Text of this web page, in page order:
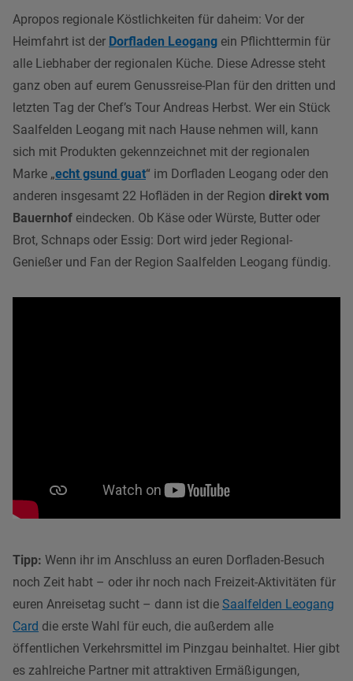
Apropos regionale Köstlichkeiten für daheim: Vor der
Heimfahrt ist der Dorfladen Leogang ein Pflichttermin für
alle Liebhaber der regionalen Küche. Diese Adresse steht
ganz oben auf eurem Genussreise-Plan für den dritten und
letzten Tag der Chef’s Tour Andreas Herbst. Wer ein Stück
Saalfelden Leogang mit nach Hause nehmen will, kann
sich mit Produkten gekennzeichnet mit der regionalen
Marke „echt gsund guat“ im Dorfladen Leogang oder den
anderen insgesamt 22 Hofläden in der Region direkt vom
Bauernhof eindecken. Ob Käse oder Würste, Butter oder
Brot, Schnaps oder Essig: Dort wird jeder Regional-
Genießer und Fan der Region Saalfelden Leogang fündig.
Tipp: Wenn ihr im Anschluss an euren Dorfladen-Besuch
noch Zeit habt – oder ihr noch nach Freizeit-Aktivitäten für
euren Anreisetag sucht – dann ist die Saalfelden Leogang
Card die erste Wahl für euch, die außerdem alle
öffentlichen Verkehrsmittel im Pinzgau beinhaltet. Hier gibt
es zahlreiche Partner mit attraktiven Ermäßigungen,